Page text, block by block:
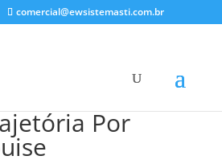
comercial@ewsistemasti.com.br
Por